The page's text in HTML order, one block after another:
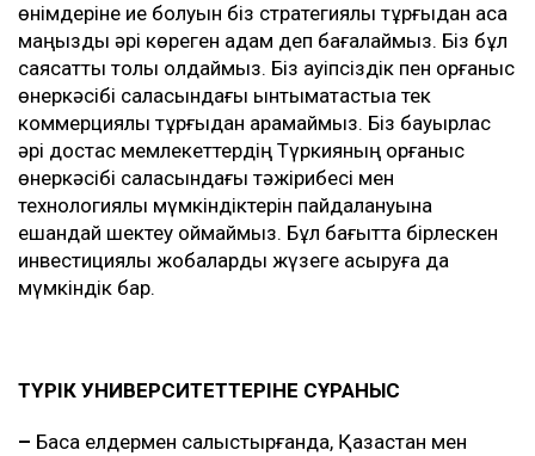
өнімдеріне ие болуын біз стратегиялық тұрғыдан аса
маңызды әрі көреген қадам деп бағалаймыз. Біз бұл
саясатты толық қолдаймыз. Біз қауіпсіздік пен қорғаныс
өнеркәсібі саласындағы ынтымақтастыққа тек
коммерциялық тұрғыдан қарамаймыз. Біз бауырлас
әрі достас мемлекеттердің Түркияның қорғаныс
өнеркәсібі саласындағы тәжірибесі мен
технологиялық мүмкіндіктерін пайдалануына
ешқандай шектеу қоймаймыз. Бұл бағытта бірлескен
инвестициялық жобаларды жүзеге асыруға да
мүмкіндік бар.
ТҮРІК УНИВЕРСИТЕТТЕРІНЕ СҰРАНЫС
– Басқа елдермен салыстырғанда, Қазақстан мен